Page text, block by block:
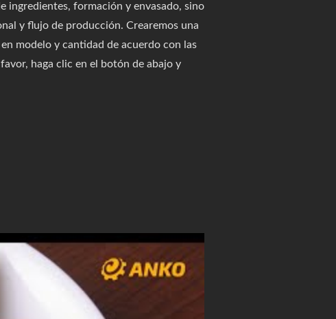
ingredientes, formación y envasado, sino
y flujo de producción. Crearemos una
modelo y cantidad de acuerdo con las
haga clic en el botón de abajo y